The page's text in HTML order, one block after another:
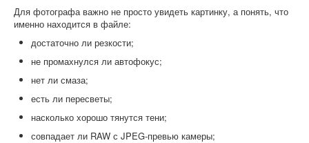
Для фотографа важно не просто увидеть картинку, а понять, что
именно находится в файле:
достаточно ли резкости;
не промахнулся ли автофокус;
нет ли смаза;
есть ли пересветы;
насколько хорошо тянутся тени;
совпадает ли RAW с JPEG-превью камеры;